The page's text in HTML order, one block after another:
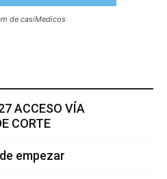
de casiMedicos
ACCESO VÍA
CORTE
empezar